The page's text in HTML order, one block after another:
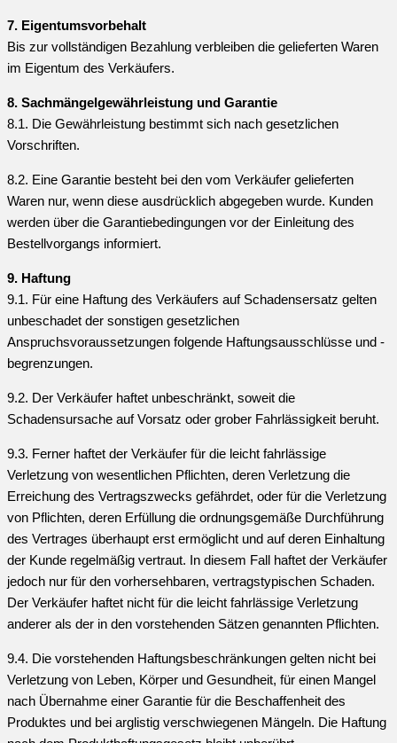
7. Eigentumsvorbehalt
Bis zur vollständigen Bezahlung verbleiben die gelieferten Waren
im Eigentum des Verkäufers.
8. Sachmängelgewährleistung und Garantie
8.1. Die Gewährleistung bestimmt sich nach gesetzlichen
Vorschriften.
8.2. Eine Garantie besteht bei den vom Verkäufer gelieferten
Waren nur, wenn diese ausdrücklich abgegeben wurde. Kunden
werden über die Garantiebedingungen vor der Einleitung des
Bestellvorgangs informiert.
9. Haftung
9.1. Für eine Haftung des Verkäufers auf Schadensersatz gelten
unbeschadet der sonstigen gesetzlichen
Anspruchsvoraussetzungen folgende Haftungsausschlüsse und -
begrenzungen.
9.2. Der Verkäufer haftet unbeschränkt, soweit die
Schadensursache auf Vorsatz oder grober Fahrlässigkeit beruht.
9.3. Ferner haftet der Verkäufer für die leicht fahrlässige
Verletzung von wesentlichen Pflichten, deren Verletzung die
Erreichung des Vertragszwecks gefährdet, oder für die Verletzung
von Pflichten, deren Erfüllung die ordnungsgemäße Durchführung
des Vertrages überhaupt erst ermöglicht und auf deren Einhaltung
der Kunde regelmäßig vertraut. In diesem Fall haftet der Verkäufer
jedoch nur für den vorhersehbaren, vertragstypischen Schaden.
Der Verkäufer haftet nicht für die leicht fahrlässige Verletzung
anderer als der in den vorstehenden Sätzen genannten Pflichten.
9.4. Die vorstehenden Haftungsbeschränkungen gelten nicht bei
Verletzung von Leben, Körper und Gesundheit, für einen Mangel
nach Übernahme einer Garantie für die Beschaffenheit des
Produktes und bei arglistig verschwiegenen Mängeln. Die Haftung